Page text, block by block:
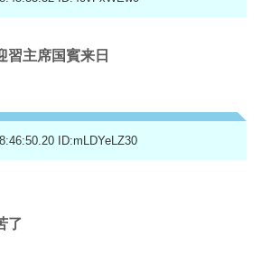
習主席国賓来日
ID:mLDYeLZ30
了